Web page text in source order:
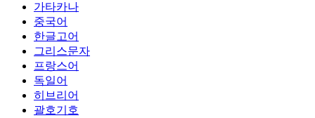
가타카나
중국어
한글고어
그리스문자
프랑스어
독일어
히브리어
괄호기호